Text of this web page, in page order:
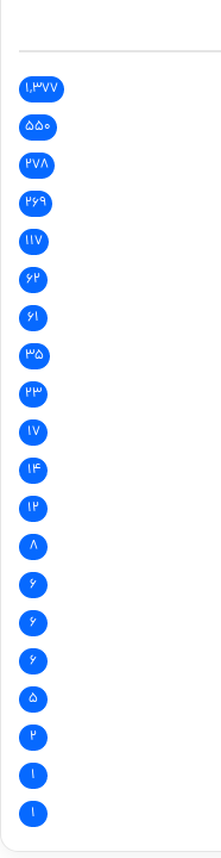
۱,۳۷۷
۵۵۰
۲۷۸
۲۶۹
۱۱۷
۶۲
۶۱
۳۵
۲۳
۱۷
۱۴
۱۲
۸
۶
۶
۶
۵
۲
۱
۱